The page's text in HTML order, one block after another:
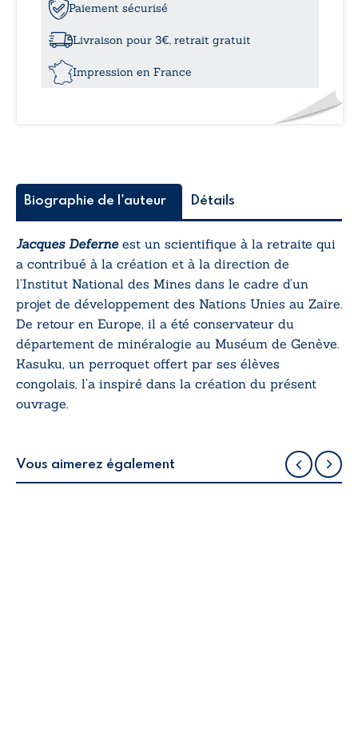
Les
extravagances
de
Paiement sécurisé
Livraison pour 3€, retrait gratuit
Impression en France
Biographie de l'auteur Détails
Jacques Deferneest un scientifique à la retraite qui
a contribué à la création et à la direction de
l’Institut National des Mines dans le cadre d’un
projet de développement des Nations Unies au Zaïre.
De retour en Europe, il a été conservateur du
département de minéralogie au Muséum de Genève.
Kasuku, un perroquet offert par ses élèves
congolais, l’a inspiré dans la création du présent
ouvrage.
Vous aimerez également